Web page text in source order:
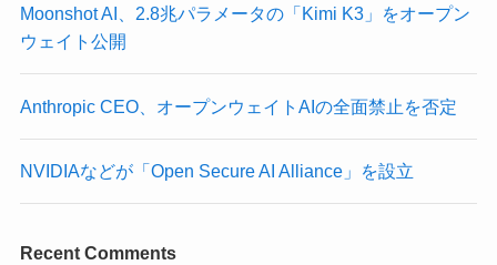
Moonshot AI、2.8兆パラメータの「Kimi K3」をオープン
ウェイト公開
Anthropic CEO、オープンウェイトAIの全面禁止を否定
NVIDIAなどが「Open Secure AI Alliance」を設立
Recent Comments